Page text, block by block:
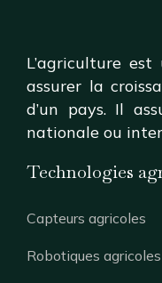
L’agriculture
assurer la
d’un pays. Il
nationale ou
Technologies
Capteurs agricoles
Robotiques agricoles